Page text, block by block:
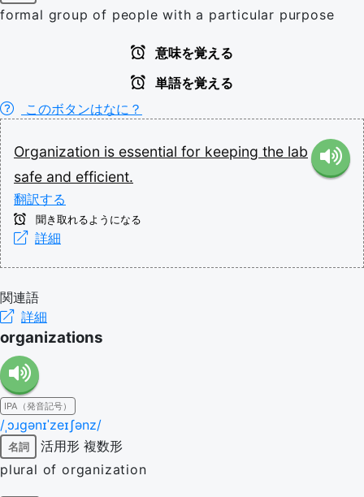
formal group of people with a particular purpose
意味を覚える
単語を覚える
このボタンはなに？
Organization is essential for keeping the lab
safe and efficient.
翻訳する
聞き取れるようになる
詳細
関連語
詳細
organizations
IPA（発音記号）
/ˌɔɹɡənɪˈzeɪʃənz/
名詞 活用形 複数形
plural of organization